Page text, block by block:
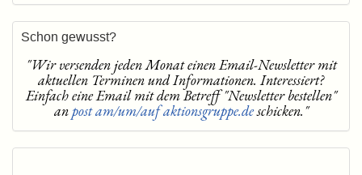
Schon gewusst?
"Wir versenden jeden Monat einen Email-Newsletter mit
aktuellen Terminen und Informationen. Interessiert?
Einfach eine Email mit dem Betreff "Newsletter bestellen"
anpost am/um/auf aktionsgruppe.deschicken."